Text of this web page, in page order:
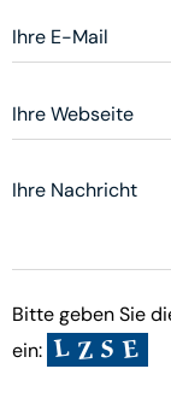
Bitte geben Sie
ein: